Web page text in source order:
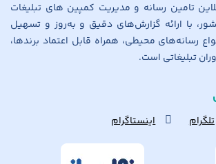
تامین رسانه و مدیریت کمپین های تبلیغات
با ارائه گزارش‌های دقیق و به‌روز و تسهیل
رسانه‌های محیطی، همراه قابل اعتماد برندها،
تبلیغاتی است.
تلگرام اینستاگرام